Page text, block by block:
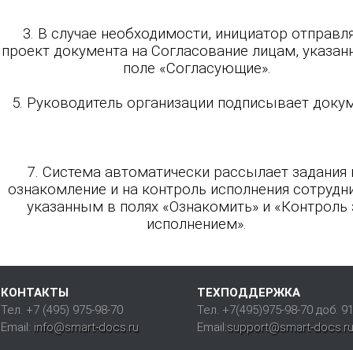
3. В случае необходимости, инициатор
проект документа на Согласование лицам,
поле «Согласующие».
5. Руководитель организации подписывает
7. Система автоматически рассылает задания
ознакомление и на контроль исполнения
указанным в полях «Ознакомить» и «Контроль
исполнением».
КОНТАКТЫ
Тел. +7 (495) 975-98-70
Email: info@smart-docs.ru
ТЕХПОДДЕРЖКА
Тел. +7(495)975-98-70 доб.
Email:support@smart-docs.ru